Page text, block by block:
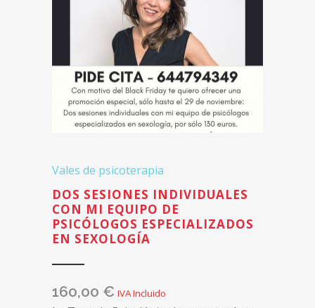
Vales de psicoterapia
DOS SESIONES INDIVIDUALES
CON MI EQUIPO DE
PSICÓLOGOS ESPECIALIZADOS
EN SEXOLOGÍA
160,00 € IVA Incluido